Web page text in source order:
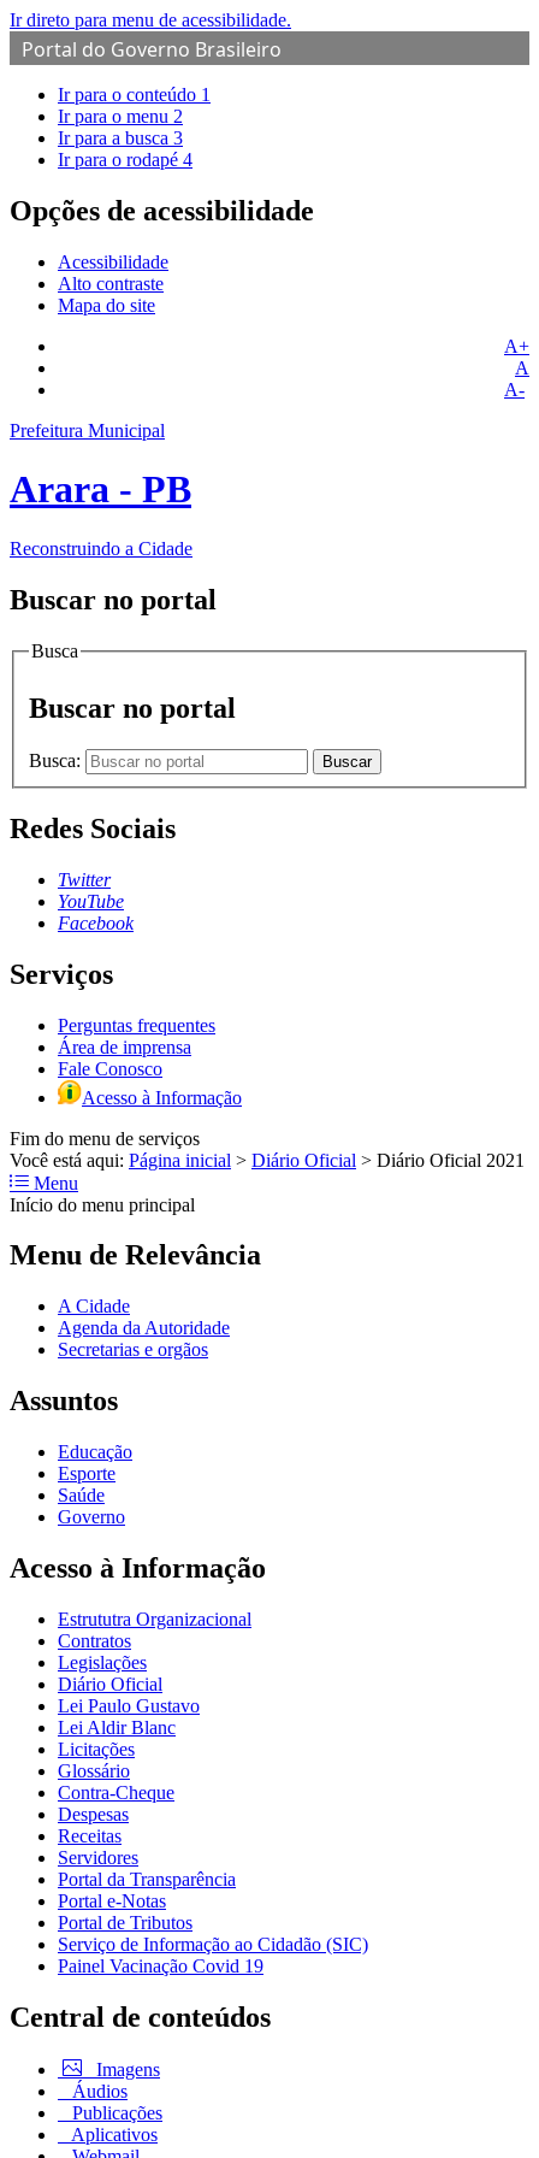
Ir direto para menu de acessibilidade.
Portal do Governo Brasileiro
Ir para o conteúdo 1
Ir para o menu 2
Ir para a busca 3
Ir para o rodapé 4
Opções de acessibilidade
Acessibilidade
Alto contraste
Mapa do site
A+
A
A-
Prefeitura Municipal
Arara - PB
Reconstruindo a Cidade
Buscar no portal
Busca
Buscar no portal
Busca: Buscar
Redes Sociais
Twitter
YouTube
Facebook
Serviços
Perguntas frequentes
Área de imprensa
Fale Conosco
Acesso à Informação
Fim do menu de serviços
Você está aqui: Página inicial > Diário Oficial > Diário Oficial 2021
Menu
Início do menu principal
Menu de Relevância
A Cidade
Agenda da Autoridade
Secretarias e orgãos
Assuntos
Educação
Esporte
Saúde
Governo
Acesso à Informação
Estrututra Organizacional
Contratos
Legislações
Diário Oficial
Lei Paulo Gustavo
Lei Aldir Blanc
Licitações
Glossário
Contra-Cheque
Despesas
Receitas
Servidores
Portal da Transparência
Portal e-Notas
Portal de Tributos
Serviço de Informação ao Cidadão (SIC)
Painel Vacinação Covid 19
Central de conteúdos
Imagens
Áudios
Publicações
Aplicativos